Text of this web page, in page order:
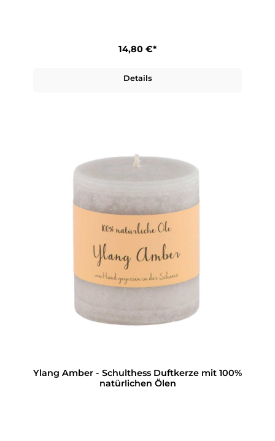
14,80 €*
Details
Ylang Amber - Schulthess Duftkerze mit 100%
natürlichen Ölen